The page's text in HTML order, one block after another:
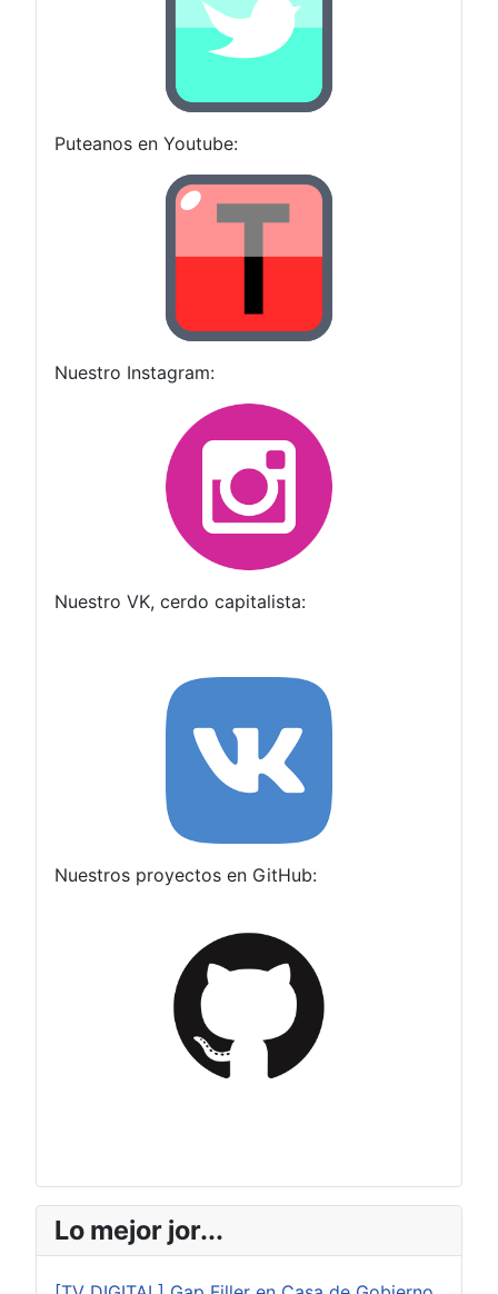
Puteanos en Youtube:
Nuestro Instagram:
Nuestro VK, cerdo capitalista:
Nuestros proyectos en GitHub:
Lo mejor jor...